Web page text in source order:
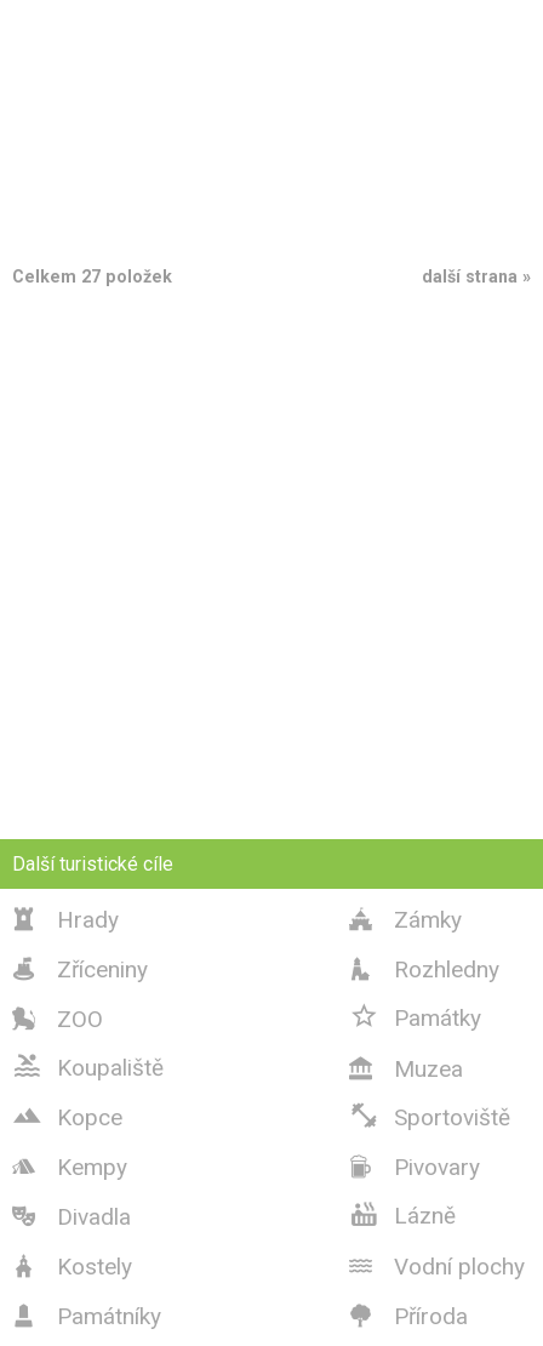
Celkem 27 položek další strana »
Další turistické cíle
 Hrady  Zámky
 Zříceniny  Rozhledny
 ZOO  Památky
 Koupaliště  Muzea
 Kopce  Sportoviště
 Kempy  Pivovary
 Divadla  Lázně
 Kostely  Vodní plochy
 Památníky  Příroda